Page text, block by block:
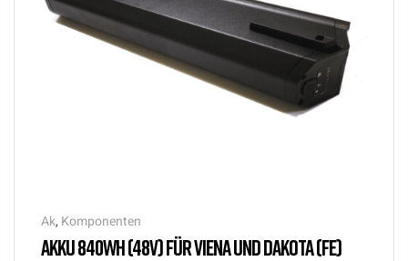
Ak, Komponenten
AKKU 840WH (48V) FÜR VIENA UND DAKOTA (FE)